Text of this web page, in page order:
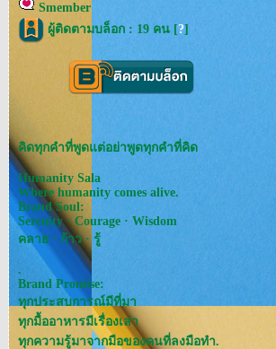
Smember
ผู้ติดตามบล็อก : 19 คน [?]
คิดทุกคำที่พูดแต่อย่าพูดทุกคำที่คิด
Humanity Sala
Where humanity comes alive.
Brand Soul:
Serenity · Courage · Wisdom
คลาย · ก้าว · รู้
.
Brand Promise:
ทุกประสบการณ์มีที่มา
ทุกมื้ออาหารมีเรื่องเล่า
ทุกความรู้มาจากมือของคนที่ลงมือทำ.